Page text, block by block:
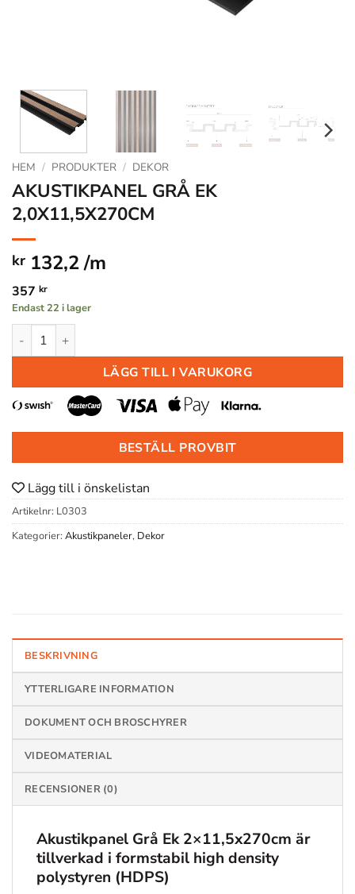
HEM / PRODUKTER / DEKOR
AKUSTIKPANEL GRÅ EK
2,0X11,5X270CM
kr 132,2 /m
357 kr
Endast 22 i lager
AKUSTIKPANEL GRÅ EK 2,0X11,5X270CM mängd
LÄGG TILL I VARUKORG
BESTÄLL PROVBIT
Lägg till i önskelistan
Artikelnr: L0303
Kategorier: Akustikpaneler, Dekor
BESKRIVNING
YTTERLIGARE INFORMATION
DOKUMENT OCH BROSCHYRER
VIDEOMATERIAL
RECENSIONER (0)
Akustikpanel Grå Ek 2×11,5x270cm är
tillverkad i formstabil high density
polystyren (HDPS)